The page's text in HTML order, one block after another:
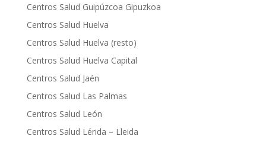
Centros Salud Guipúzcoa Gipuzkoa
Centros Salud Huelva
Centros Salud Huelva (resto)
Centros Salud Huelva Capital
Centros Salud Jaén
Centros Salud Las Palmas
Centros Salud León
Centros Salud Lérida – Lleida